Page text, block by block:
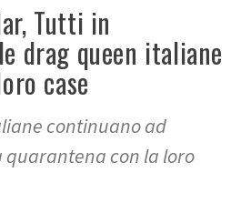
Tutti in
drag queen italiane
case
continuano ad
con la loro